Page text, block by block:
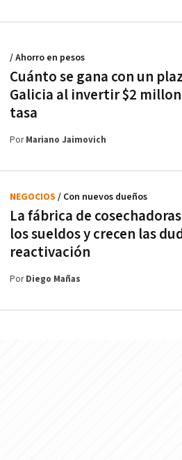
Cuánto se gana con un
Galicia al invertir $2
tasa
/ Ahorro en pesos
PorMariano Jaimovich
La fábrica de
los sueldos y crecen las
reactivación
NEGOCIOS / Con nuevos dueños
PorDiego Mañas